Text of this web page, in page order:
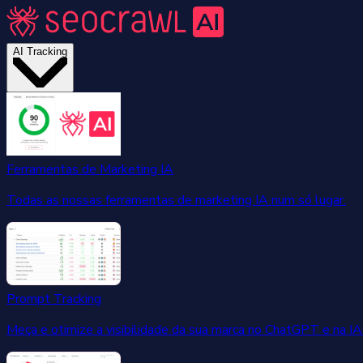
AI Tracking
Ferramentas de Marketing IA
Todas as nossas ferramentas de marketing IA num só lugar.
Prompt Tracking
Meça e otimize a visibilidade da sua marca no ChatGPT e na